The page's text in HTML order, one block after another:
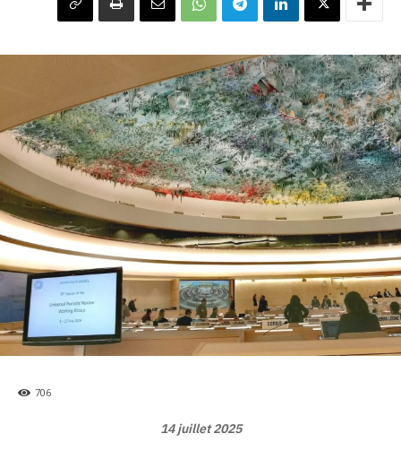
706
14 juillet 2025